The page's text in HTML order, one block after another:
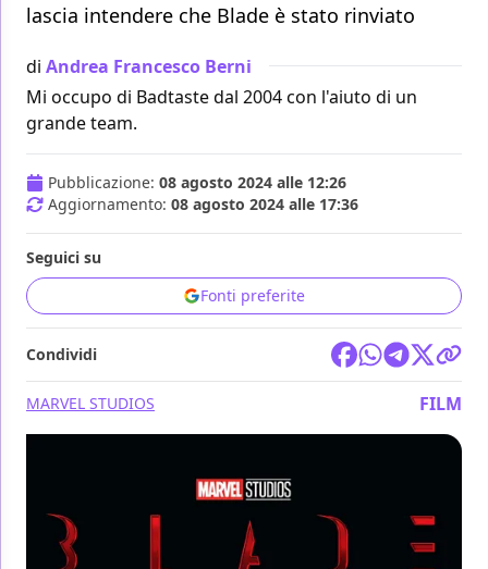
lascia intendere che Blade è stato rinviato
di Andrea Francesco Berni
Mi occupo di Badtaste dal 2004 con l'aiuto di un
grande team.
Pubblicazione: 08 agosto 2024 alle 12:26
Aggiornamento: 08 agosto 2024 alle 17:36
Seguici su
Fonti preferite
Condividi
MARVEL STUDIOS FILM